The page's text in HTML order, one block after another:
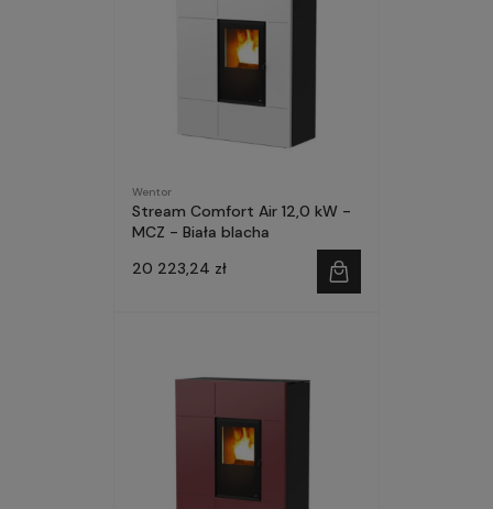
Wentor
Stream Comfort Air 12,0 kW -
MCZ - Biała blacha
20 223,24 zł